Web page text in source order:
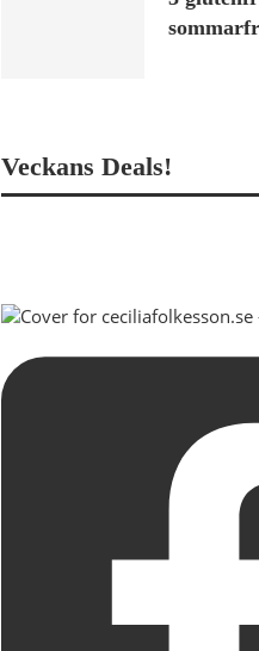
Veckans Deals!